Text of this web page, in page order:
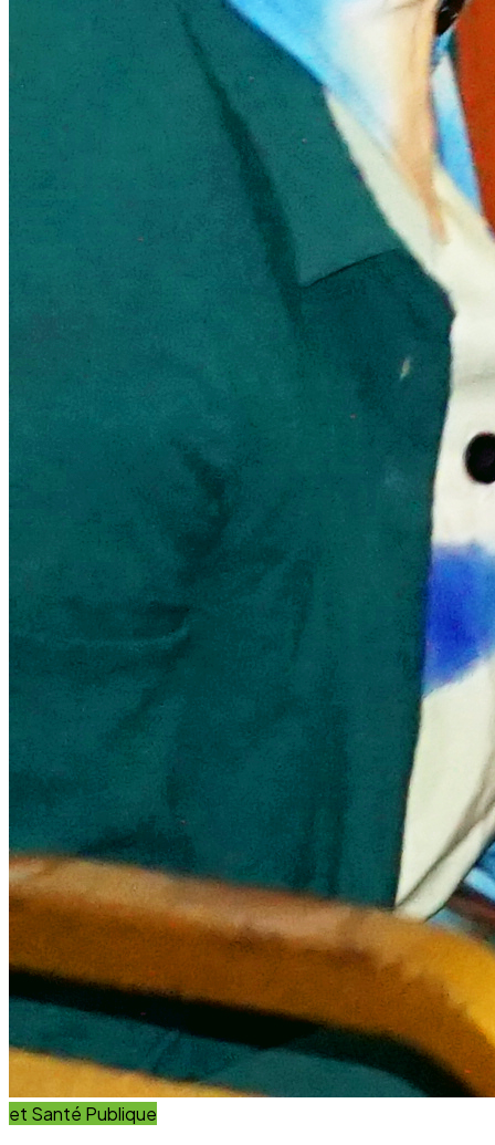
et Innovation
Éducation
Innover avec des solutions éducatives innovantes et
durables.
Découvrir nos projets En savoir plus
Impact Global
+15 Ans
D'engagement au service du développement durable.
Communauté